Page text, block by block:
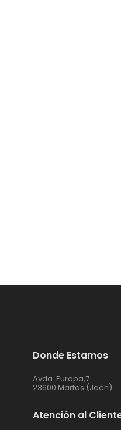
Donde Estamos
Avda. Europa,7
23600 Martos (Jaén)
Atención al